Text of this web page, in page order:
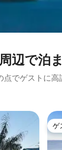
辺⁠で泊⁠
でゲストに高
ゲ